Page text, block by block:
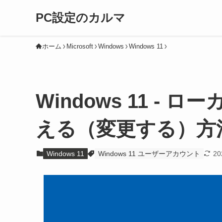
PC設定のカルマ
ホーム Microsoft Windows Windows 11
Windows 11 - ロー
える（変更する）方
Windows 11 Windows 11 ユーザーアカウント